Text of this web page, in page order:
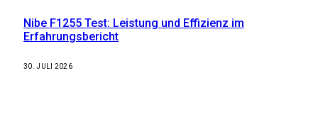
Nibe F1255 Test: Leistung und Effizienz im
Erfahrungsbericht
30. JULI 2026